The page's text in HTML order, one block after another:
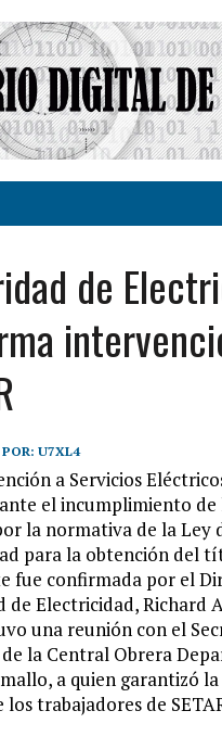
de
U7XL4
a Servicios
ante el incumplimiento
la normativa de la Ley
para la obtención del
fue confirmada por el
de Electricidad, Richard
una reunión con el
la Central Obrera
a quien garantizó
trabajadores de